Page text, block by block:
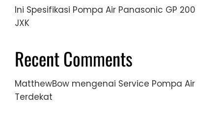
Ini Spesifikasi Pompa Air Panasonic GP 200
JXK
Recent Comments
MatthewBow mengenai Service Pompa Air
Terdekat